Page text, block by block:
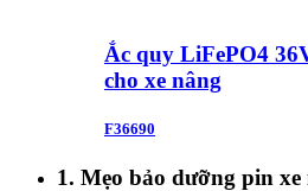
Ắc quy LiFePO4
cho xe nâng
F36690
1. Mẹo bảo dưỡng pin